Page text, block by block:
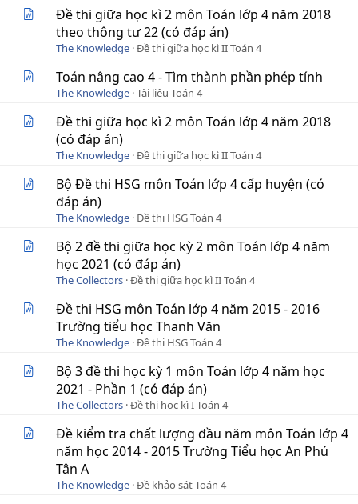
Đề thi giữa học kì 2 môn Toán lớp 4 năm 2018
theo thông tư 22 (có đáp án)
The Knowledge Đề thi giữa học kì II Toán 4
Toán nâng cao 4 - Tìm thành phần phép tính
The Knowledge Tài liệu Toán 4
Đề thi giữa học kì 2 môn Toán lớp 4 năm 2018
(có đáp án)
The Knowledge Đề thi giữa học kì II Toán 4
Bộ Đề thi HSG môn Toán lớp 4 cấp huyện (có
đáp án)
The Knowledge Đề thi HSG Toán 4
Bộ 2 đề thi giữa học kỳ 2 môn Toán lớp 4 năm
học 2021 (có đáp án)
The Collectors Đề thi giữa học kì II Toán 4
Đề thi HSG môn Toán lớp 4 năm 2015 - 2016
Trường tiểu học Thanh Văn
The Knowledge Đề thi HSG Toán 4
Bộ 3 đề thi học kỳ 1 môn Toán lớp 4 năm học
2021 - Phần 1 (có đáp án)
The Collectors Đề thi học kì I Toán 4
Đề kiểm tra chất lượng đầu năm môn Toán lớp 4
năm học 2014 - 2015 Trường Tiểu học An Phú
Tân A
The Knowledge Đề khảo sát Toán 4